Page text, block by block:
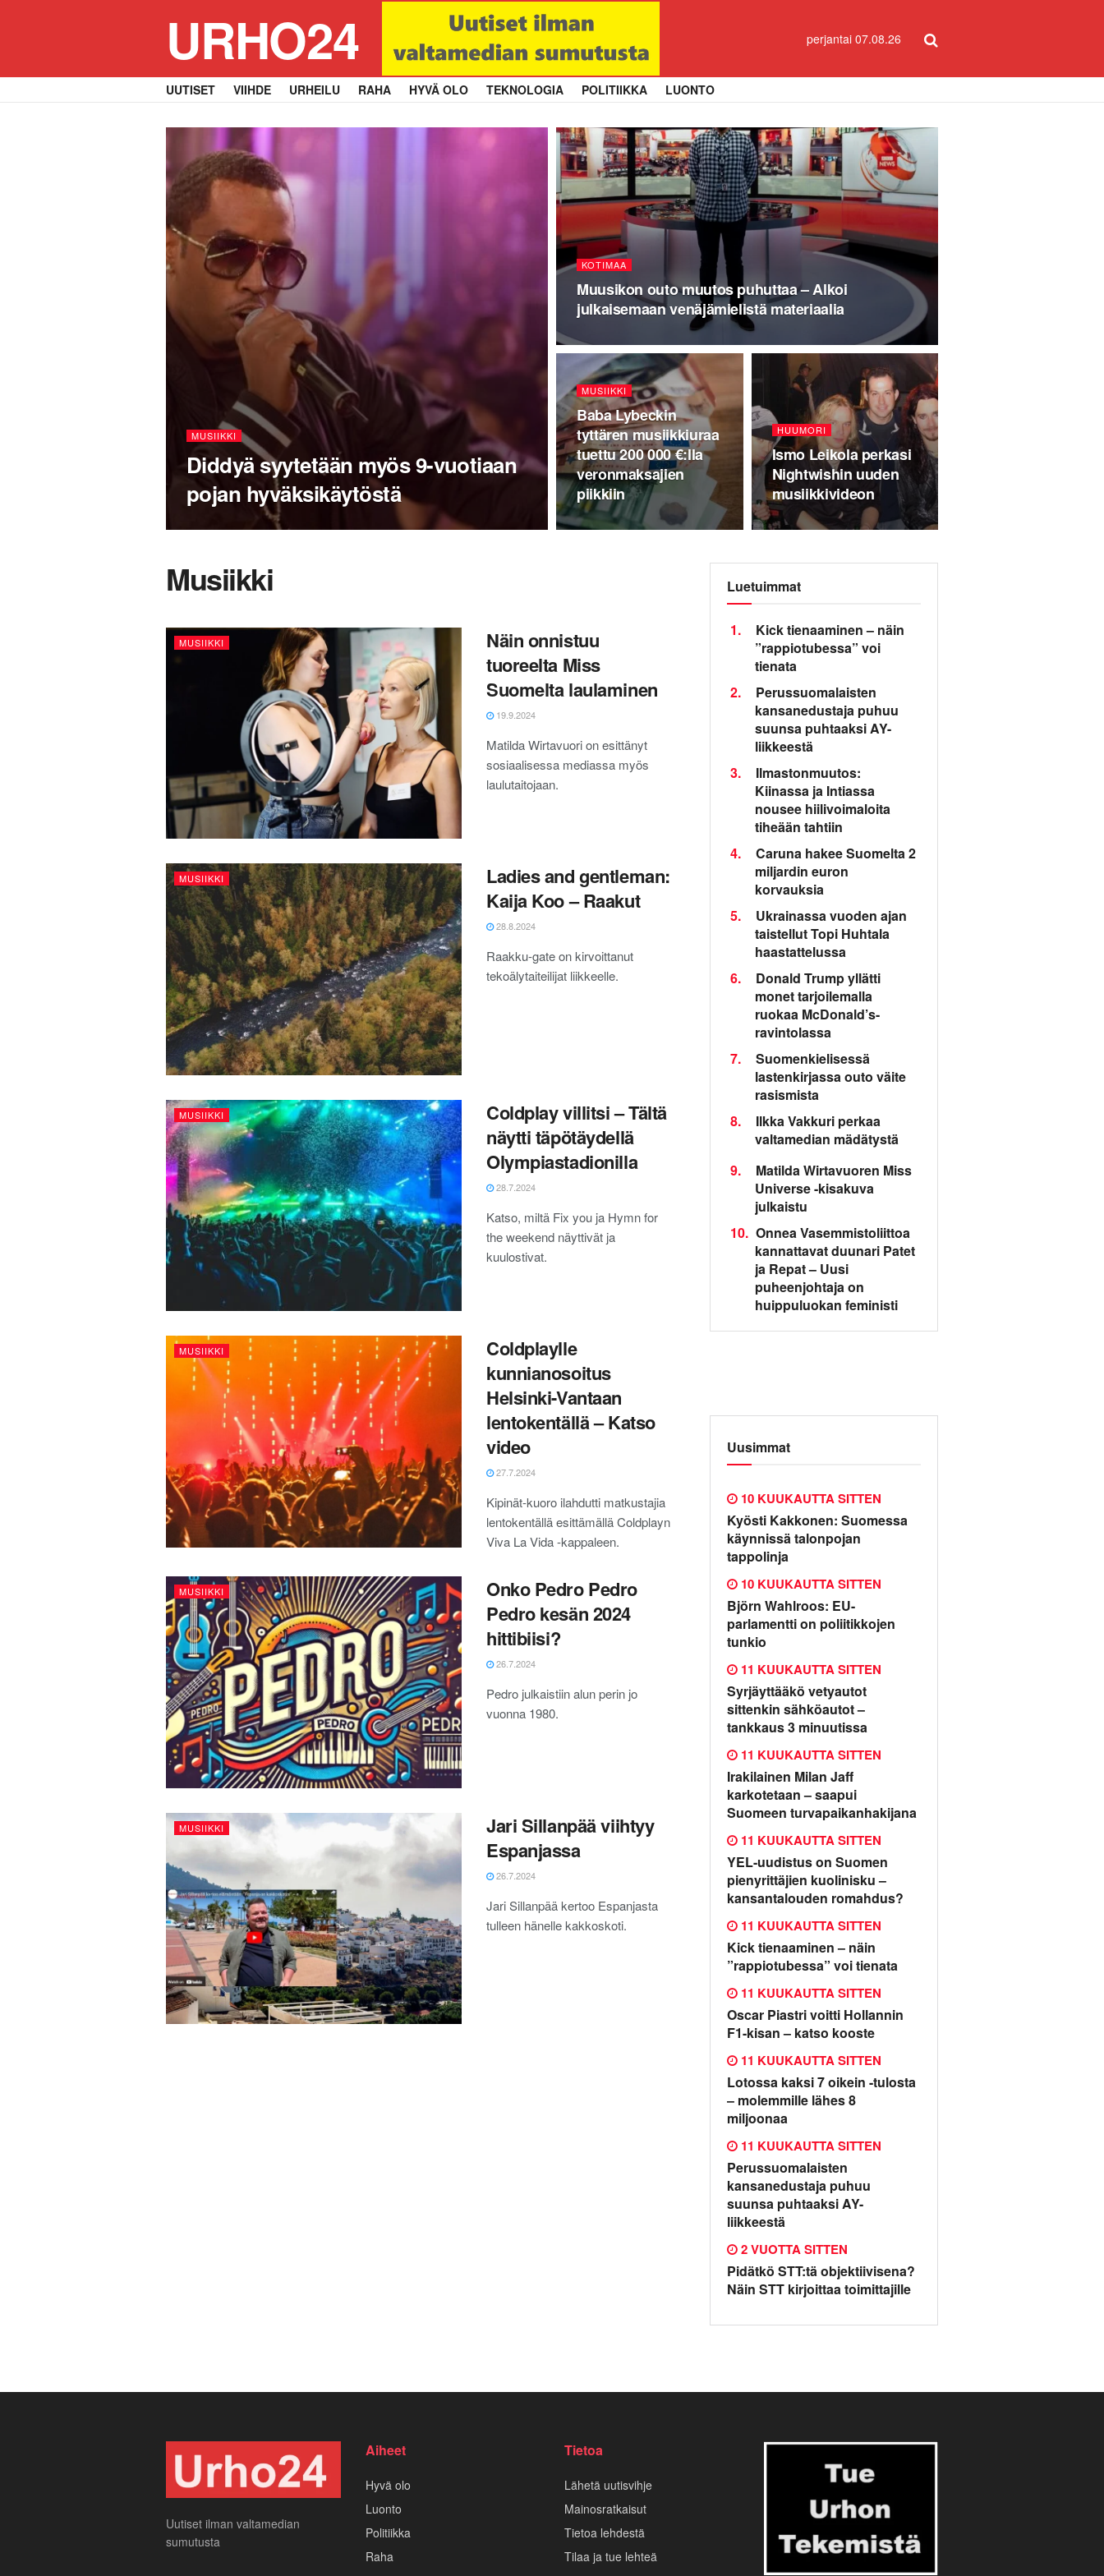
URHO24 perjantai 07.08.26
UUTISET VIIHDE URHEILU RAHA HYVÄ OLO TEKNOLOGIA POLITIIKKA LUONTO
MUSIIKKI
Diddyä syytetään myös 9-vuotiaan
pojan hyväksikäytöstä
KOTIMAA
Muusikon outo muutos puhuttaa – Alkoi
julkaisemaan venäjämielistä materiaalia
MUSIIKKI
Baba Lybeckin
tyttären musiikkiuraa
tuettu 200 000 €:lla
veronmaksajien
piikkiin
HUUMORI
Ismo Leikola perkasi
Nightwishin uuden
musiikkivideon
Musiikki
MUSIIKKI
Näin onnistuu
tuoreelta Miss
Suomelta laulaminen
19.9.2024
Matilda Wirtavuori on esittänyt
sosiaalisessa mediassa myös
laulutaitojaan.
MUSIIKKI
Ladies and gentleman:
Kaija Koo – Raakut
28.8.2024
Raakku-gate on kirvoittanut
tekoälytaiteilijat liikkeelle.
MUSIIKKI
Coldplay villitsi – Tältä
näytti täpötäydellä
Olympiastadionilla
28.7.2024
Katso, miltä Fix you ja Hymn for
the weekend näyttivät ja
kuulostivat.
MUSIIKKI
Coldplaylle
kunnianosoitus
Helsinki-Vantaan
lentokentällä – Katso
video
27.7.2024
Kipinät-kuoro ilahdutti matkustajia
lentokentällä esittämällä Coldplayn
Viva La Vida -kappaleen.
MUSIIKKI
Onko Pedro Pedro
Pedro kesän 2024
hittibiisi?
26.7.2024
Pedro julkaistiin alun perin jo
vuonna 1980.
MUSIIKKI
Jari Sillanpää viihtyy
Espanjassa
26.7.2024
Jari Sillanpää kertoo Espanjasta
tulleen hänelle kakkoskoti.
Luetuimmat
1.
Kick tienaaminen – näin
”rappiotubessa” voi
tienata
2.
Perussuomalaisten
kansanedustaja puhuu
suunsa puhtaaksi AY-
liikkeestä
3.
Ilmastonmuutos:
Kiinassa ja Intiassa
nousee hiilivoimaloita
tiheään tahtiin
4.
Caruna hakee Suomelta 2
miljardin euron
korvauksia
5.
Ukrainassa vuoden ajan
taistellut Topi Huhtala
haastattelussa
6.
Donald Trump yllätti
monet tarjoilemalla
ruokaa McDonald’s-
ravintolassa
7.
Suomenkielisessä
lastenkirjassa outo väite
rasismista
8.
Ilkka Vakkuri perkaa
valtamedian mädätystä
9.
Matilda Wirtavuoren Miss
Universe -kisakuva
julkaistu
10. Onnea Vasemmistoliittoa
kannattavat duunari Patet
ja Repat – Uusi
puheenjohtaja on
huippuluokan feministi
Uusimmat
Kyösti Kakkonen: Suomessa
käynnissä talonpojan
tappolinja
10 KUUKAUTTA SITTEN
Björn Wahlroos: EU-
parlamentti on poliitikkojen
tunkio
10 KUUKAUTTA SITTEN
Syrjäyttääkö vetyautot
sittenkin sähköautot –
tankkaus 3 minuutissa
11 KUUKAUTTA SITTEN
Irakilainen Milan Jaff
karkotetaan – saapui
Suomeen turvapaikanhakijana
11 KUUKAUTTA SITTEN
YEL-uudistus on Suomen
pienyrittäjien kuolinisku –
kansantalouden romahdus?
11 KUUKAUTTA SITTEN
Kick tienaaminen – näin
”rappiotubessa” voi tienata
11 KUUKAUTTA SITTEN
Oscar Piastri voitti Hollannin
F1-kisan – katso kooste
11 KUUKAUTTA SITTEN
Lotossa kaksi 7 oikein -tulosta
– molemmille lähes 8
miljoonaa
11 KUUKAUTTA SITTEN
Perussuomalaisten
kansanedustaja puhuu
suunsa puhtaaksi AY-
liikkeestä
11 KUUKAUTTA SITTEN
Pidätkö STT:tä objektiivisena?
Näin STT kirjoittaa toimittajille
2 VUOTTA SITTEN
Uutiset ilman valtamedian
sumutusta
Aiheet
Hyvä olo
Luonto
Politiikka
Raha
Tietoa
Lähetä uutisvihje
Mainosratkaisut
Tietoa lehdestä
Tilaa ja tue lehteä